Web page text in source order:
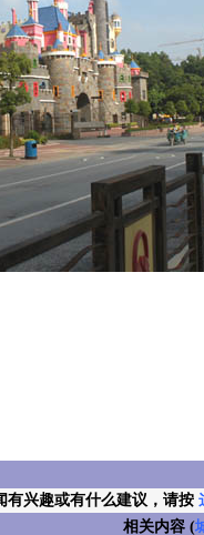
有兴趣或有什么建议，请按
相关内容 (